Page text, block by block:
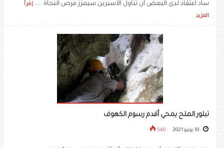
ساد اعتقاد لدى البعض أن تناول الأسبرين سيعزز فرص النجاة ..... إقرأ
المزيد
تبلور الملح يمحي أقدم رسوم الكهوف
540